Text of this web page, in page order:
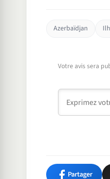
Azerbaïdjan
Votre avis sera
Partager